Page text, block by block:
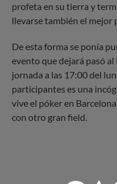
profeta en su tierra y
llevarse también el mejor
De esta forma se ponía
evento que dejará pasó
jornada a las 17:00 del
participantes es una
vive el póker en
con otro gran field.